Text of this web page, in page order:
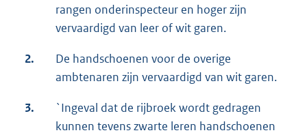
rangen onderinspecteur en hoger zijn
vervaardigd van leer of wit garen.
2.
De handschoenen voor de overige
ambtenaren zijn vervaardigd van wit garen.
3.
`Ingeval dat de rijbroek wordt gedragen
kunnen tevens zwarte leren handschoenen